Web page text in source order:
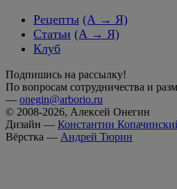
Рецепты (А → Я)
Статьи (А → Я)
Клуб
Подпишись на рассылку!
По вопросам сотрудничества и
— onegin@arborio.ru
© 2008-2026, Алексей Онегин
Дизайн — Константин
Вёрстка — Андрей Тюрин